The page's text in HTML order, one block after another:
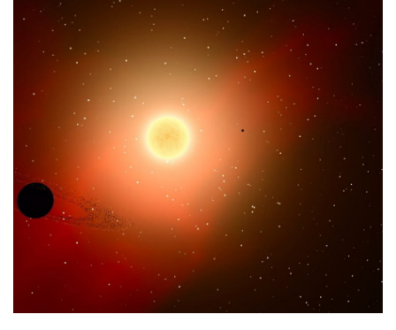
Leyes
Literatura
Moda
Tendencias
Naturaleza
Psicología